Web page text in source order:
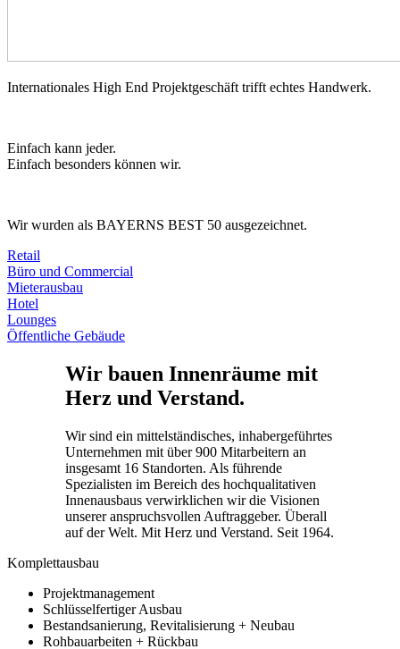
Internationales High End Projektgeschäft trifft echtes Handwerk.
Einfach kann jeder.
Einfach besonders können wir.
Wir wurden als BAYERNS BEST 50 ausgezeichnet.
Retail
Büro und Commercial
Mieterausbau
Hotel
Lounges
Öffentliche Gebäude
Wir bauen Innenräume mit
Herz und Verstand.
Wir sind ein mittelständisches, inhabergeführtes
Unternehmen mit über 900 Mitarbeitern an
insgesamt 16 Standorten. Als führende
Spezialisten im Bereich des hochqualitativen
Innenausbaus verwirklichen wir die Visionen
unserer anspruchsvollen Auftraggeber. Überall
auf der Welt. Mit Herz und Verstand. Seit 1964.
Komplettausbau
Projektmanagement
Schlüsselfertiger Ausbau
Bestandsanierung, Revitalisierung + Neubau
Rohbauarbeiten + Rückbau